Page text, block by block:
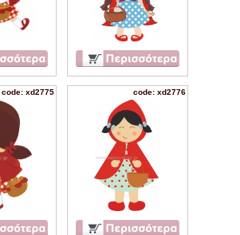
code: xd2775 code: xd2776